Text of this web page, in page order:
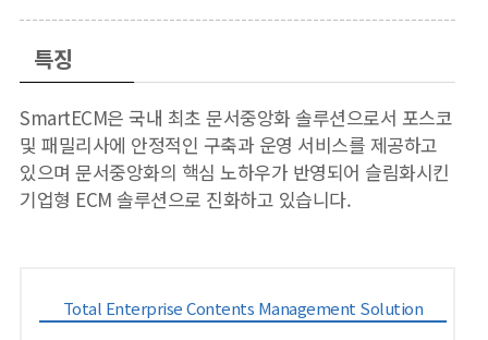
특징
SmartECM은 국내 최초 문서중앙화 솔루션으로서 포스코
및 패밀리사에 안정적인 구축과 운영 서비스를 제공하고
있으며 문서중앙화의 핵심 노하우가 반영되어 슬림화시킨
기업형 ECM 솔루션으로 진화하고 있습니다.
Total Enterprise Contents Management Solution